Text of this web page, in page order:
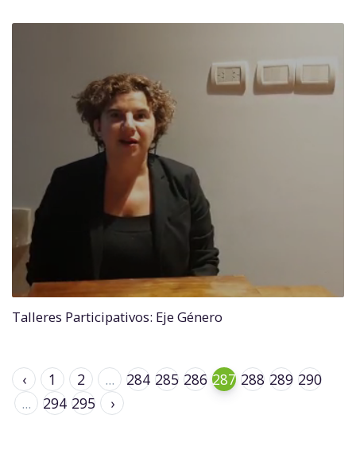
Talleres Participativos: Eje Género
‹ 1 2 ... 284 285 286 287 288 289 290
...
294 295 ›